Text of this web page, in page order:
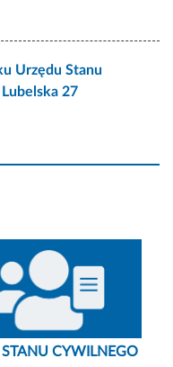
Urzędu Stanu
27
CYWILNEGO